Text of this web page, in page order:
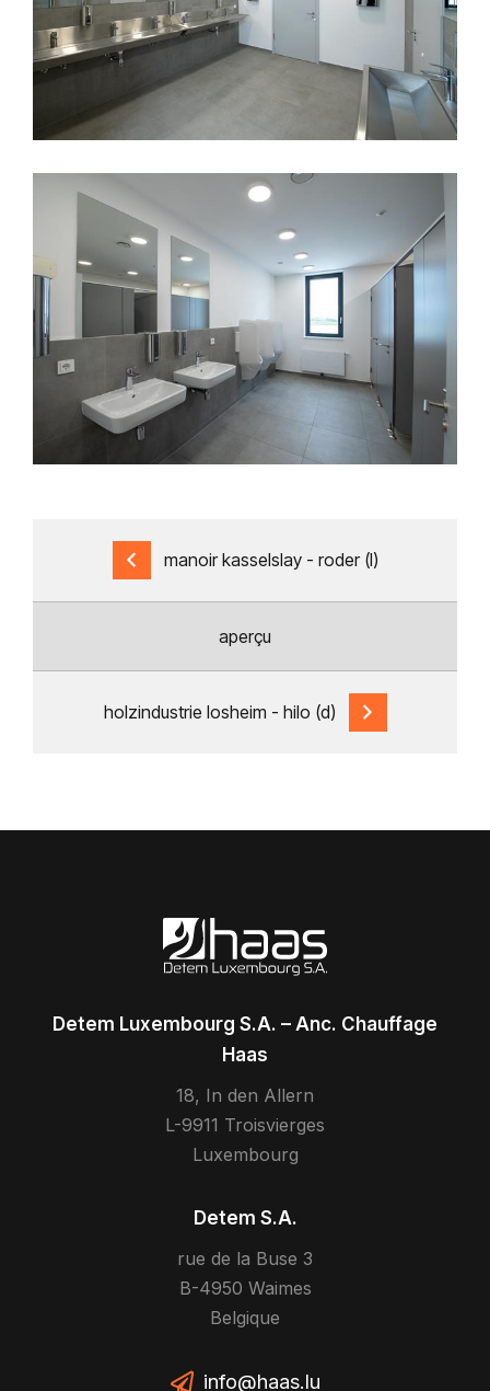
manoir kasselslay - roder (l)
aperçu
holzindustrie losheim - hilo (d)
Detem Luxembourg S.A. – Anc. Chauffage
Haas
18, In den Allern
L-9911 Troisvierges
Luxembourg
Detem S.A.
rue de la Buse 3
B-4950 Waimes
Belgique
info@haas.lu